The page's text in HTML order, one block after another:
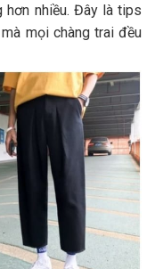
hơn nhiều. Đây là tips
mọi chàng trai đều